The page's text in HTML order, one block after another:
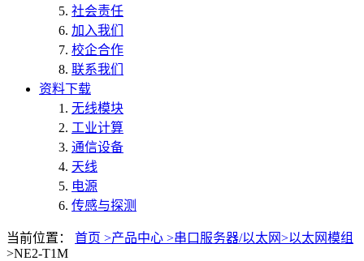
社会责任
加入我们
校企合作
联系我们
资料下载
无线模块
工业计算
通信设备
天线
电源
传感与探测
当前位置： 首页 >产品中心 >串口服务器/以太网>以太网模组
>NE2-T1M